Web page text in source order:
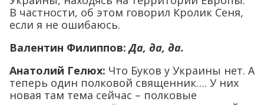
В частности, об этом говорил Кролик Сеня,
если я не ошибаюсь.
Валентин Филиппов: Да, да, да.
Анатолий Гелюх: Что Буков у Украины нет. А
теперь один полковой священник…. У них
новая там тема сейчас – полковые